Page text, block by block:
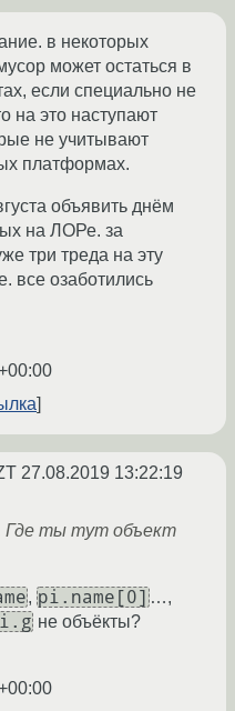
в некоторых
может остаться в
если специально не
на это наступают
не учитывают
платформах.
объявить днём
на ЛОРе. за
три треда на эту
все озаботились
27.08.2019 13:22:19
Где ты тут объект
, pi.name[0] …,
не объёкты?